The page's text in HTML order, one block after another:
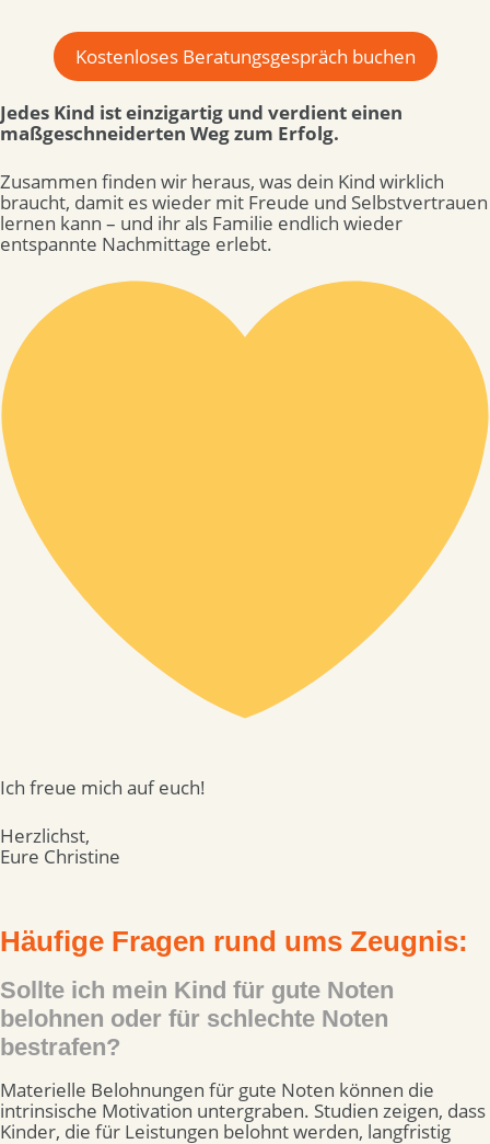
Kostenloses Beratungsgespräch buchen
Jedes Kind ist einzigartig und verdient einen
maßgeschneiderten Weg zum Erfolg.
Zusammen finden wir heraus, was dein Kind wirklich
braucht, damit es wieder mit Freude und Selbstvertrauen
lernen kann – und ihr als Familie endlich wieder
entspannte Nachmittage erlebt.
Ich freue mich auf euch!
Herzlichst,
Eure Christine
Häufige Fragen rund ums Zeugnis:
Sollte ich mein Kind für gute Noten
belohnen oder für schlechte Noten
bestrafen?
Materielle Belohnungen für gute Noten können die
intrinsische Motivation untergraben. Studien zeigen, dass
Kinder, die für Leistungen belohnt werden, langfristig